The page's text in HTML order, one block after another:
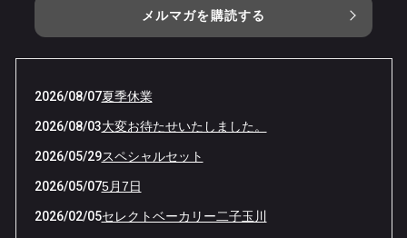
メルマガを購読する
2026/08/07夏季休業
2026/08/03大変お待たせいたしました。
2026/05/29スペシャルセット
2026/05/075月7日
2026/02/05セレクトベーカリー二子玉川